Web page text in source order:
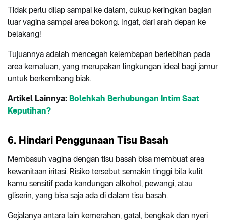
Tidak perlu dilap sampai ke dalam, cukup keringkan bagian
luar vagina sampai area bokong. Ingat, dari arah depan ke
belakang!
Tujuannya adalah mencegah kelembapan berlebihan pada
area kemaluan, yang merupakan lingkungan ideal bagi jamur
untuk berkembang biak.
Artikel Lainnya: Bolehkah Berhubungan Intim Saat
Keputihan?
6. Hindari Penggunaan Tisu Basah
Membasuh vagina dengan tisu basah bisa membuat area
kewanitaan iritasi. Risiko tersebut semakin tinggi bila kulit
kamu sensitif pada kandungan alkohol, pewangi, atau
gliserin, yang bisa saja ada di dalam tisu basah.
Gejalanya antara lain kemerahan, gatal, bengkak dan nyeri